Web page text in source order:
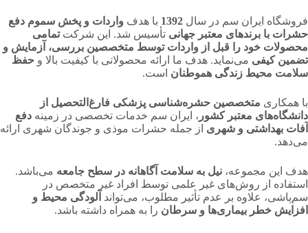
فروشگاه ایران سم در سال 1392 با هدف واردات و پخش سموم دفع
حشرات با برندهای معتبر جهانی تأسیس شد. این شرکتتمامی
محصولات خود را قبل از واردات توسط متخصصین بررسی، آزمایش و
تضمین کیفی می‌نماید. هدف ما ارائه محصولاتی با کیفیت بالا و حفظ
سلامت محیط زندگی هموطنان است.
با همکاری متخصصین حشره‌شناسی پزشکی فارغ‌التحصیل از
دانشگاه‌های معتبر کشور ، ایران سم خدمات تخصصی در زمینه دفع
آفات بهداشتی و شهری از جمله حشرات موذی و جوندگان شهری ارائه
می‌دهد.
هدف این مجموعه، نیل به سلامت آگاهانه در سطح جامعه می‌باشد.
استفاده از روش‌های غیر علمی توسط افراد غیر متخصص در
سم‌پاشی، علاوه بر عدم تأثیر مطلوب، می‌تواند آلودگی محیط و
افزایش خطر بیماری‌ها و سرطان را به همراه داشته باشد.